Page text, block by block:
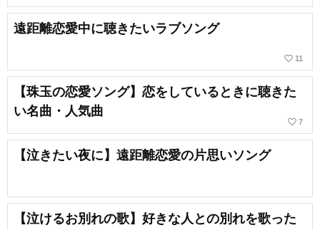
遠距離恋愛中に聴きたいラブソング
favorite_border 11
【珠玉の恋愛ソング】恋をしているときに聴きた
い名曲・人気曲
favorite_border 7
【泣きたい夜に】遠距離恋愛の片思いソング
【泣けるお別れの歌】好きな人との別れを歌った